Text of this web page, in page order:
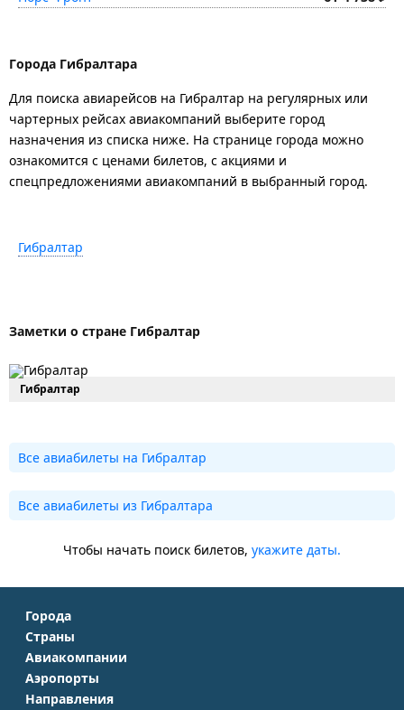
Города Гибралтара
Для поиска авиарейсов на Гибралтар на регулярных или
чартерных рейсах авиакомпаний выберите город
назначения из списка ниже. На странице города можно
ознакомится с ценами билетов, с акциями и
спецпредложениями авиакомпаний в выбранный город.
Гибралтар
Заметки о стране Гибралтар
Гибралтар
Все авиабилеты на Гибралтар
Все авиабилеты из Гибралтара
Чтобы начать поиск билетов, укажите даты.
Города
Москва
Санкт-Петербург
Симферополь
Страны
Крым
Турция
Авиакомпании
Аэрофлот
Аэропорты
Домодедово
Направления